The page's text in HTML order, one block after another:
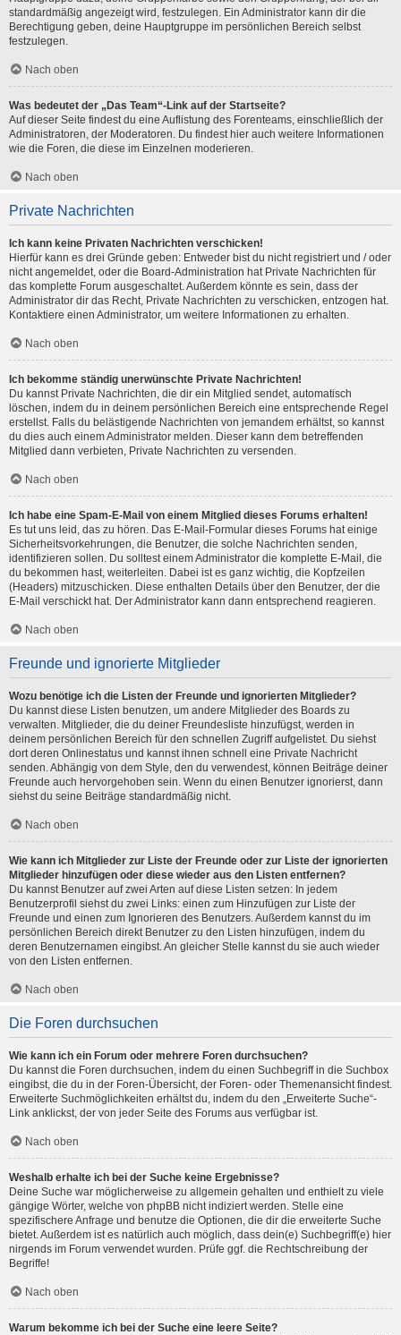
standardmäßig angezeigt wird, festzulegen. Ein Administrator kann dir die
Berechtigung geben, deine Hauptgruppe im persönlichen Bereich selbst
festzulegen.
Nach oben
Was bedeutet der „Das Team“-Link auf der Startseite?
Auf dieser Seite findest du eine Auflistung des Forenteams, einschließlich der
Administratoren, der Moderatoren. Du findest hier auch weitere Informationen
wie die Foren, die diese im Einzelnen moderieren.
Nach oben
Private Nachrichten
Ich kann keine Privaten Nachrichten verschicken!
Hierfür kann es drei Gründe geben: Entweder bist du nicht registriert und / oder
nicht angemeldet, oder die Board-Administration hat Private Nachrichten für
das komplette Forum ausgeschaltet. Außerdem könnte es sein, dass der
Administrator dir das Recht, Private Nachrichten zu verschicken, entzogen hat.
Kontaktiere einen Administrator, um weitere Informationen zu erhalten.
Nach oben
Ich bekomme ständig unerwünschte Private Nachrichten!
Du kannst Private Nachrichten, die dir ein Mitglied sendet, automatisch
löschen, indem du in deinem persönlichen Bereich eine entsprechende Regel
erstellst. Falls du belästigende Nachrichten von jemandem erhältst, so kannst
du dies auch einem Administrator melden. Dieser kann dem betreffenden
Mitglied dann verbieten, Private Nachrichten zu versenden.
Nach oben
Ich habe eine Spam-E-Mail von einem Mitglied dieses Forums erhalten!
Es tut uns leid, das zu hören. Das E-Mail-Formular dieses Forums hat einige
Sicherheitsvorkehrungen, die Benutzer, die solche Nachrichten senden,
identifizieren sollen. Du solltest einem Administrator die komplette E-Mail, die
du bekommen hast, weiterleiten. Dabei ist es ganz wichtig, die Kopfzeilen
(Headers) mitzuschicken. Diese enthalten Details über den Benutzer, der die
E-Mail verschickt hat. Der Administrator kann dann entsprechend reagieren.
Nach oben
Freunde und ignorierte Mitglieder
Wozu benötige ich die Listen der Freunde und ignorierten Mitglieder?
Du kannst diese Listen benutzen, um andere Mitglieder des Boards zu
verwalten. Mitglieder, die du deiner Freundesliste hinzufügst, werden in
deinem persönlichen Bereich für den schnellen Zugriff aufgelistet. Du siehst
dort deren Onlinestatus und kannst ihnen schnell eine Private Nachricht
senden. Abhängig von dem Style, den du verwendest, können Beiträge deiner
Freunde auch hervorgehoben sein. Wenn du einen Benutzer ignorierst, dann
siehst du seine Beiträge standardmäßig nicht.
Nach oben
Wie kann ich Mitglieder zur Liste der Freunde oder zur Liste der ignorierten
Mitglieder hinzufügen oder diese wieder aus den Listen entfernen?
Du kannst Benutzer auf zwei Arten auf diese Listen setzen: In jedem
Benutzerprofil siehst du zwei Links: einen zum Hinzufügen zur Liste der
Freunde und einen zum Ignorieren des Benutzers. Außerdem kannst du im
persönlichen Bereich direkt Benutzer zu den Listen hinzufügen, indem du
deren Benutzernamen eingibst. An gleicher Stelle kannst du sie auch wieder
von den Listen entfernen.
Nach oben
Die Foren durchsuchen
Wie kann ich ein Forum oder mehrere Foren durchsuchen?
Du kannst die Foren durchsuchen, indem du einen Suchbegriff in die Suchbox
eingibst, die du in der Foren-Übersicht, der Foren- oder Themenansicht findest.
Erweiterte Suchmöglichkeiten erhältst du, indem du den „Erweiterte Suche“-
Link anklickst, der von jeder Seite des Forums aus verfügbar ist.
Nach oben
Weshalb erhalte ich bei der Suche keine Ergebnisse?
Deine Suche war möglicherweise zu allgemein gehalten und enthielt zu viele
gängige Wörter, welche von phpBB nicht indiziert werden. Stelle eine
spezifischere Anfrage und benutze die Optionen, die dir die erweiterte Suche
bietet. Außerdem ist es natürlich auch möglich, dass dein(e) Suchbegriff(e) hier
nirgends im Forum verwendet wurden. Prüfe ggf. die Rechtschreibung der
Begriffe!
Nach oben
Warum bekomme ich bei der Suche eine leere Seite?